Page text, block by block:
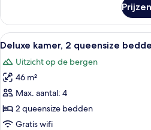
laden
kamer,
kingsize
uitzicht
op
Alle
foto's
voor
Deluxe
kamer,
2
queensize
4
Deluxe kamer, 2 queensize
Uitzicht op de bergen
46 m²
Max. aantal: 4
2 queensize bedden
Gratis wifi